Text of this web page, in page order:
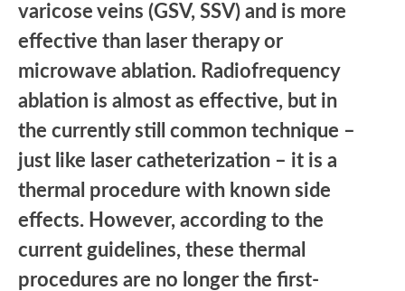
varicose veins (GSV, SSV) and is more
effective than laser therapy or
microwave ablation. Radiofrequency
ablation is almost as effective, but in
the currently still common technique –
just like laser catheterization – it is a
thermal procedure with known side
effects. However, according to the
current guidelines, these thermal
procedures are no longer the first-